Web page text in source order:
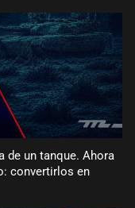
de un tanque. Ahora
convertirlos en